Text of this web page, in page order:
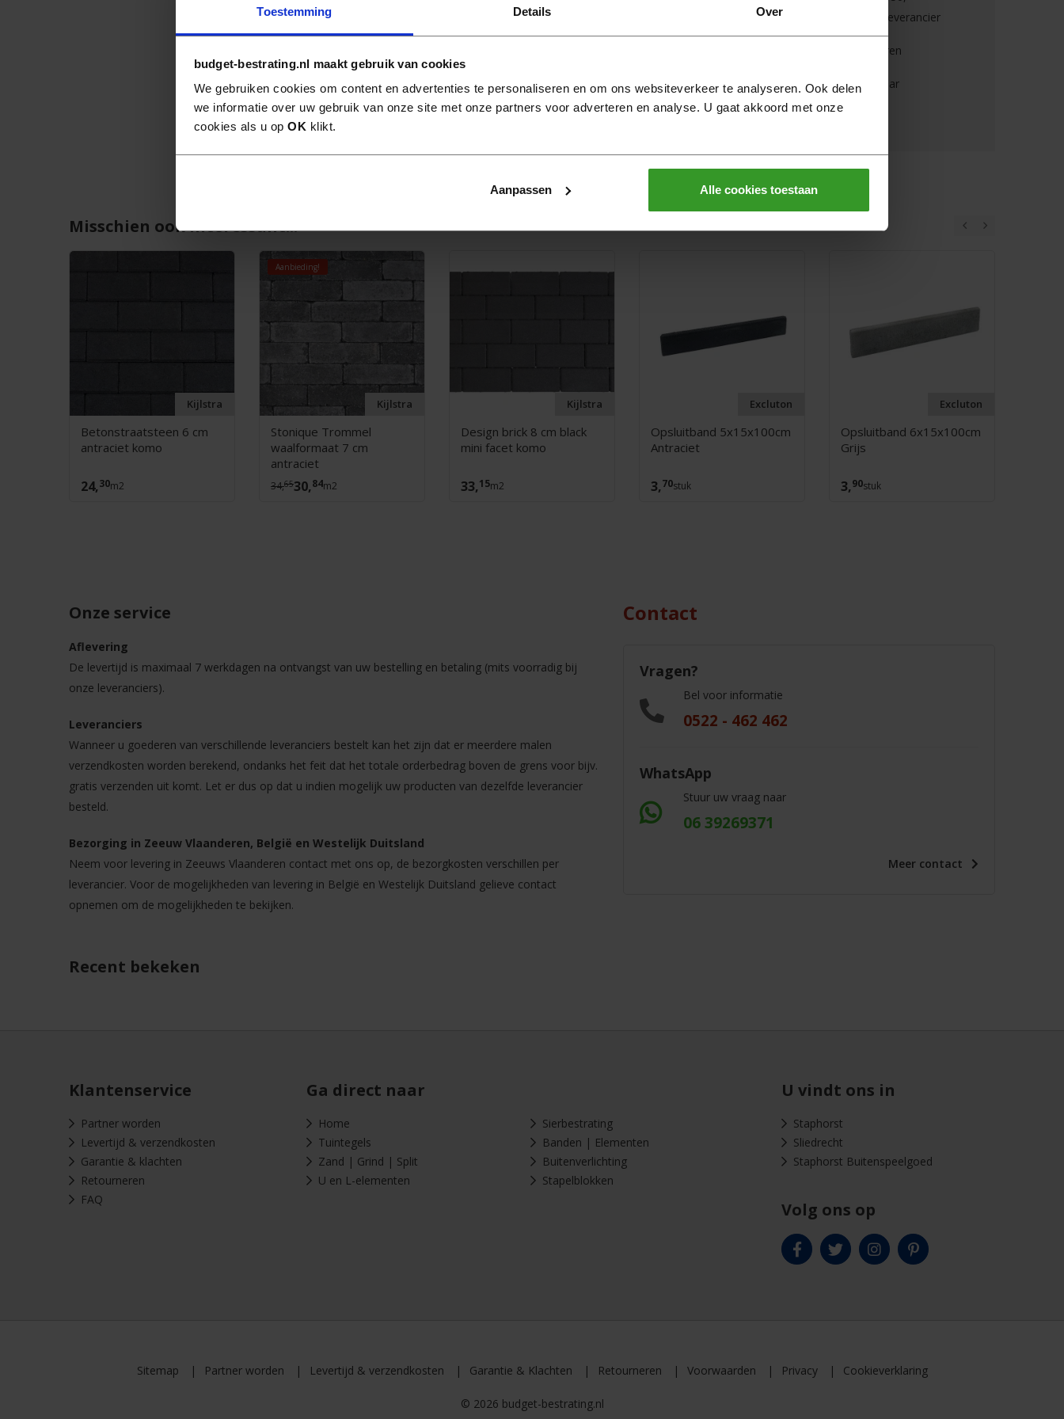
Toestemming Details Over
budget-bestrating.nl maakt gebruik van cookies
We gebruiken cookies om content en advertenties te personaliseren en om ons websiteverkeer te analyseren. Ook delen
we informatie over uw gebruik van onze site met onze partners voor adverteren en analyse. U gaat akkoord met onze
cookies als u op OK klikt.
Aanpassen Alle cookies toestaan
goederenwaarde van één leverancier
Binnen 30 dagen retourneren
6 dagen per week bereikbaar
Veilig online betalen
Misschien ook interessant...
Kijlstra
Betonstraatsteen 6 cm
antraciet komo
24,30m2
Kijlstra
Aanbieding!
Stonique Trommel
waalformaat 7 cm
antraciet
34,6530,84m2
Kijlstra
Design brick 8 cm black
mini facet komo
33,15m2
Excluton
Opsluitband 5x15x100cm
Antraciet
3,70stuk
Excluton
Opsluitband 6x15x100cm
Grijs
3,90stuk
Onze service
Aflevering
De levertijd is maximaal 7 werkdagen na ontvangst van uw bestelling en betaling (mits voorradig bij
onze leveranciers).
Leveranciers
Wanneer u goederen van verschillende leveranciers bestelt kan het zijn dat er meerdere malen
verzendkosten worden berekend, ondanks het feit dat het totale orderbedrag boven de grens voor bijv.
gratis verzenden uit komt. Let er dus op dat u indien mogelijk uw producten van dezelfde leverancier
besteld.
Bezorging in Zeeuw Vlaanderen, België en Westelijk Duitsland
Neem voor levering in Zeeuws Vlaanderen contact met ons op, de bezorgkosten verschillen per
leverancier. Voor de mogelijkheden van levering in België en Westelijk Duitsland gelieve contact
opnemen om de mogelijkheden te bekijken.
Contact
Vragen?
Bel voor informatie
0522 - 462 462
WhatsApp
Stuur uw vraag naar
06 39269371
Meer contact
Recent bekeken
Klantenservice
Partner worden
Levertijd & verzendkosten
Garantie & klachten
Retourneren
FAQ
Ga direct naar
Home
Sierbestrating
Tuintegels
Banden | Elementen
Zand | Grind | Split
Buitenverlichting
U en L-elementen
Stapelblokken
U vindt ons in
Staphorst
Sliedrecht
Staphorst Buitenspeelgoed
Volg ons op
Sitemap Partner worden Levertijd & verzendkosten Garantie & Klachten Retourneren Voorwaarden Privacy Cookieverklaring
© 2026 budget-bestrating.nl